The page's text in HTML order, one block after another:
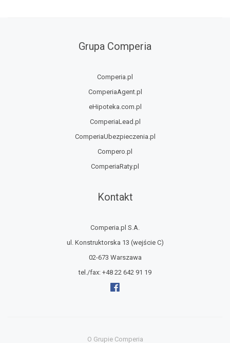
Grupa Comperia
Comperia.pl
ComperiaAgent.pl
eHipoteka.com.pl
ComperiaLead.pl
ComperiaUbezpieczenia.pl
Compero.pl
ComperiaRaty.pl
Kontakt
Comperia.pl S.A.
ul. Konstruktorska 13 (wejście C)
02-673 Warszawa
tel./fax: +48 22 642 91 19
O Grupie Comperia